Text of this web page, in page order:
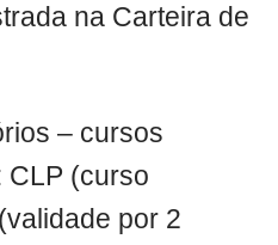
na Carteira de
– cursos
CLP (curso
por 2